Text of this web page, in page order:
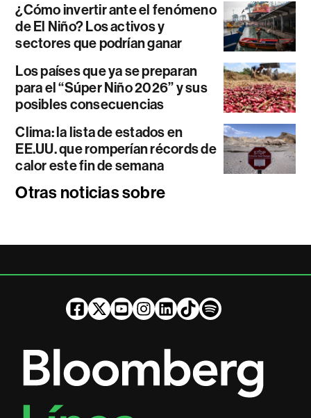
¿Cómo invertir ante el fenómeno
de El Niño? Los activos y
sectores que podrían ganar
Los países que ya se preparan
para el “Súper Niño 2026” y sus
posibles consecuencias
Clima: la lista de estados en
EE.UU. que romperían récords de
calor este fin de semana
Otras noticias sobre